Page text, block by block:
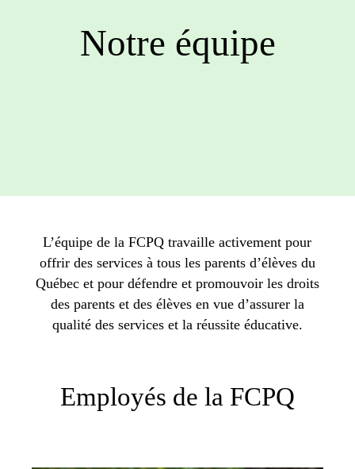
Notre équipe
L’équipe de la FCPQ travaille activement pour
offrir des services à tous les parents d’élèves du
Québec et pour défendre et promouvoir les droits
des parents et des élèves en vue d’assurer la
qualité des services et la réussite éducative.
Employés de la FCPQ